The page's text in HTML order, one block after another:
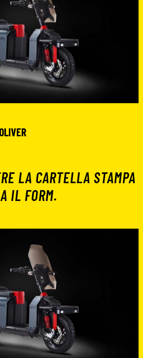
ACCOUNT
CARRELLO
LA CARTELLA STAMPA
IL FORM.